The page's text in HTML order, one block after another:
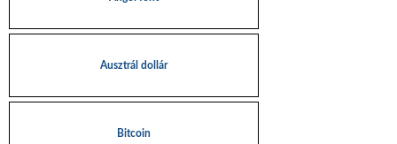
Ausztrál dollár
Bitcoin